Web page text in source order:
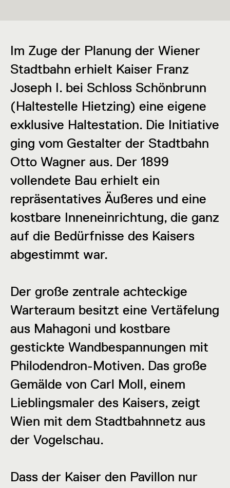
Im Zuge der Planung der Wiener
Stadtbahn erhielt Kaiser Franz
Joseph I. bei Schloss Schönbrunn
(Haltestelle Hietzing) eine eigene
exklusive Haltestation. Die Initiative
ging vom Gestalter der Stadtbahn
Otto Wagner aus. Der 1899
vollendete Bau erhielt ein
repräsentatives Äußeres und eine
kostbare Inneneinrichtung, die ganz
auf die Bedürfnisse des Kaisers
abgestimmt war.
Der große zentrale achteckige
Warteraum besitzt eine Vertäfelung
aus Mahagoni und kostbare
gestickte Wandbespannungen mit
Philodendron-Motiven. Das große
Gemälde von Carl Moll, einem
Lieblingsmaler des Kaisers, zeigt
Wien mit dem Stadtbahnnetz aus
der Vogelschau.
Dass der Kaiser den Pavillon nur